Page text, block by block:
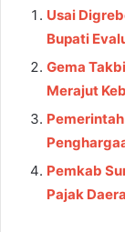
Usai
Bupati
Gema
Merajut
Pemkab
Pajak